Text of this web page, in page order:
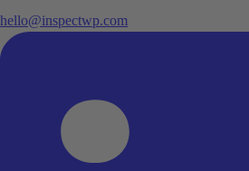
hello@inspectwp.com